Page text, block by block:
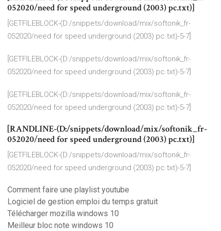
052020/need for speed underground (2003) pc.txt)]
[GETFILEBLOCK-(D:/snippets/download/mix/softonik_fr-
052020/need for speed underground (2003) pc.txt)-5-7]
[GETFILEBLOCK-(D:/snippets/download/mix/softonik_fr-
052020/need for speed underground (2003) pc.txt)-5-7]
[GETFILEBLOCK-(D:/snippets/download/mix/softonik_fr-
052020/need for speed underground (2003) pc.txt)-5-7]
[RANDLINE-(D:/snippets/download/mix/softonik_fr-
052020/need for speed underground (2003) pc.txt)]
[GETFILEBLOCK-(D:/snippets/download/mix/softonik_fr-
052020/need for speed underground (2003) pc.txt)-5-7]
Comment faire une playlist youtube
Logiciel de gestion emploi du temps gratuit
Télécharger mozilla windows 10
Meilleur bloc note windows 10